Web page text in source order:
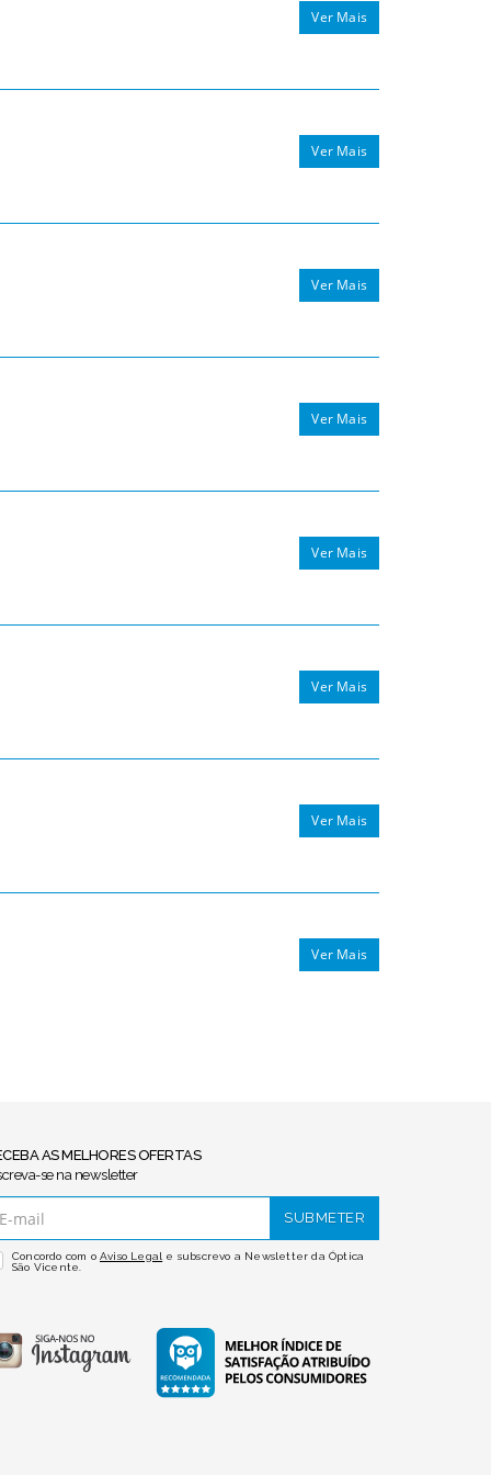
Ver Mais
Ver Mais
Ver Mais
Ver Mais
Ver Mais
Ver Mais
Ver Mais
Ver Mais
a equipa. Capacidade e rapidez de resposta
dúvida ou problema. É por isso que...
AS MELHORES OFERTAS
se na newsletter
Concordo com o Aviso Legal e subscrevo a Newsletter da Óptica
São Vicente.